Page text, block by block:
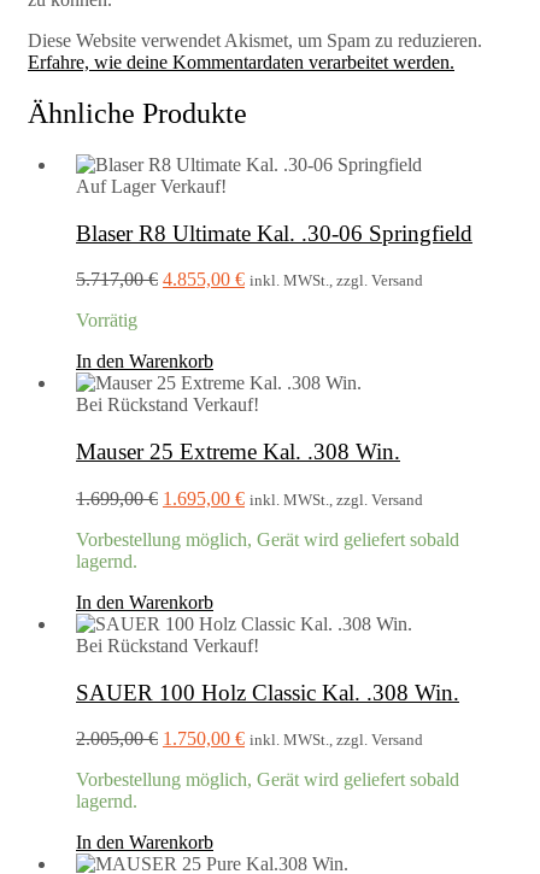
Diese Website verwendet Akismet, um Spam zu reduzieren.
Erfahre, wie deine Kommentardaten verarbeitet werden.
Ähnliche Produkte
Auf Lager Verkauf!
Blaser R8 Ultimate Kal. .30-06 Springfield
5.717,00€ Ursprünglicher
4.855,00 €Aktueller
inkl. MWSt., zzgl. Versand
Vorrätig
In den Warenkorb
Bei Rückstand Verkauf!
Mauser 25 Extreme Kal. .308 Win.
1.699,00€ Ursprünglicher
war:
1.695,00 €Aktueller
ist:
inkl. MWSt., zzgl. Versand
Vorbestellung möglich, Gerät wird geliefert sobald
lagernd.
In den Warenkorb
Bei Rückstand Verkauf!
SAUER 100 Holz Classic Kal. .308 Win.
2.005,00€ Ursprünglicher
war:
1.750,00 €Aktueller
ist:
inkl. MWSt., zzgl. Versand
Vorbestellung möglich, Gerät wird geliefert sobald
lagernd.
In den Warenkorb